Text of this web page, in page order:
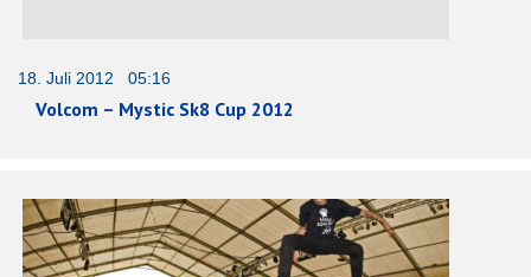
18. Juli 2012 05:16
Volcom – Mystic Sk8 Cup 2012